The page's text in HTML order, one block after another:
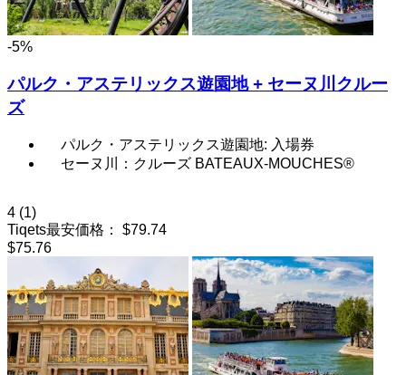
-5%
パルク・アステリックス遊園地 + セーヌ川クルー
ズ
パルク・アステリックス遊園地: 入場券
セーヌ川：クルーズ BATEAUX-MOUCHES®
4 (1)
Tiqets最安価格：
$79.74
$75.76